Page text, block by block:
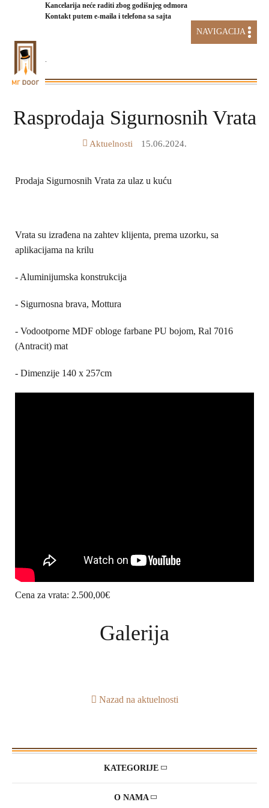
Kancelarija neće raditi zbog godišnjeg odmora
Kontakt putem e-maila i telefona sa sajta
.
NAVIGACIJA
AKCIJA STAKLENI SISTEMI
Rasprodaja Sigurnosnih Vrata
Aktuelnosti 15.06.2024.
Prodaja Sigurnosnih Vrata za ulaz u kuću
Vrata su izrađena na zahtev klijenta, prema uzorku, sa
aplikacijama na krilu
- Aluminijumska konstrukcija
- Sigurnosna brava, Mottura
- Vodootporne MDF obloge farbane PU bojom, Ral 7016
(Antracit) mat
- Dimenzije 140 x 257cm
Cena za vrata: 2.500,00€
Galerija
Nazad na aktuelnosti
KATEGORIJE
O NAMA